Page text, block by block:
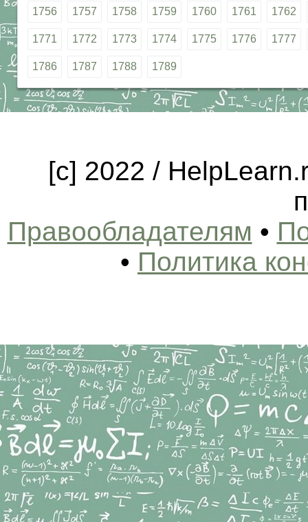
1756 1757 1758 1759 1760 1761 1762
1771 1772 1773 1774 1775 1776 1777
1786 1787 1788 1789
[c] 2022 /
Правообладателям •
• Политика